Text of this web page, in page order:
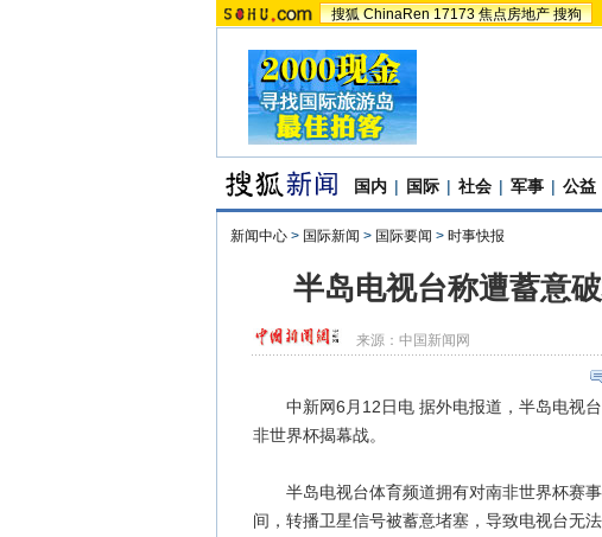
搜狐 ChinaRen 17173 焦点房地产 搜狗
国内 | 国际 | 社会 | 军事 | 公益
新闻中心 > 国际新闻 > 国际要闻 > 时事快报
半岛电视台称遭蓄意
来源： 中国新闻网
中新网6月12日电 据外电报道，半岛电视台
非世界杯揭幕战。
半岛电视台体育频道拥有对南非世界杯赛事
间，转播卫星信号被蓄意堵塞，导致电视台无法